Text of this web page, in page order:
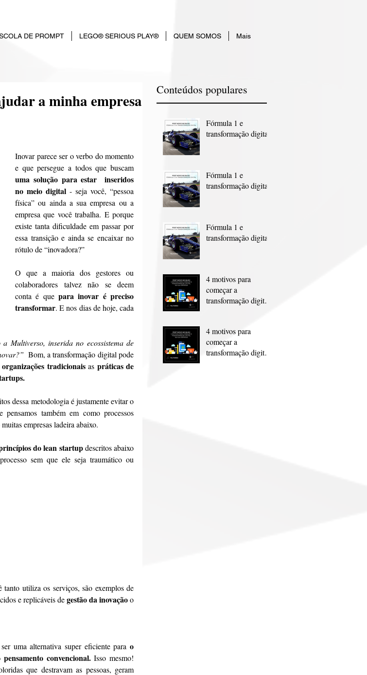
DE PROMPT LEGO® SERIOUS PLAY® QUEM SOMOS Mais
a minha empresa
​Inovar parece ser o verbo do momento
uma solução para estar  inseridos
no meio digital - seja você, “pessoa
física” ou ainda a sua empresa ou a
empresa que você trabalha. E porque
existe tanta dificuldade em passar por
essa transição e ainda se encaixar no
rótulo de “inovadora?”
O que a maioria dos gestores ou
colaboradores talvez não se deem
conta é que para inovar é preciso
transformar. E nos dias de hoje, cada
a Multiverso, inserida no ecossistema de
  Bom, a transformação digital pode
tradicionais as práticas de
dessa metodologia é justamente evitar o
pensamos também em como processos
empresas ladeira abaixo.
do lean startup descritos abaixo
sem que ele seja traumático ou
utiliza os serviços, são exemplos de
e replicáveis de gestão da inovação o
uma alternativa super eficiente para o
convencional. Isso mesmo!
que destravam as pessoas, geram
Conteúdos populares
Fórmula 1 e
transformação digital
Fórmula 1 e
transformação digital
Fórmula 1 e
transformação digital
4 motivos para
começar a
transformação digital
4 motivos para
começar a
transformação digital